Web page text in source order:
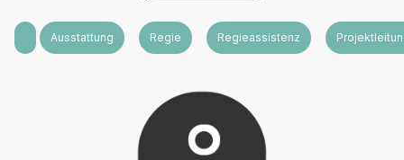
KonzeptAusstattung Regie Regieassistenz